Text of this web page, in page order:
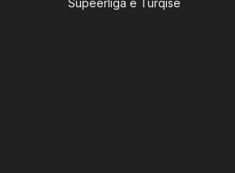
Supeerliga e Turqisë